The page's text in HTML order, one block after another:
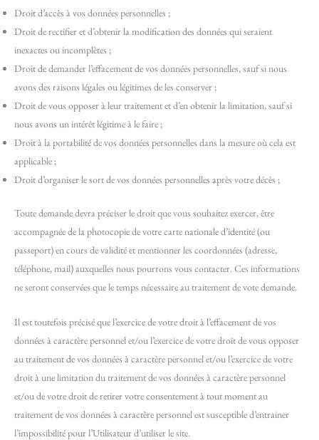
Droit d’accès à vos données personnelles ;
Droit de rectifier et d’obtenir la modification des données qui seraient
inexactes ou incomplètes ;
Droit de demander l’effacement de vos données personnelles, sauf si nous
avons des raisons légales ou légitimes de les conserver ;
Droit de vous opposer à leur traitement et d’en obtenir la limitation, sauf si
nous avons un intérêt légitime à le faire ;
Droit à la portabilité de vos données personnelles dans la mesure où cela est
applicable ;
Droit d’organiser le sort de vos données personnelles après votre décès ;
Toute demande devra préciser le droit que vous souhaitez exercer, être
accompagnée de la photocopie de votre carte nationale d’identité (ou
passeport) en cours de validité et mentionner les coordonnées (adresse,
téléphone, mail) auxquelles nous pourrons vous contacter. Ces informations
ne seront conservées que le temps nécessaire au traitement de vote demande.
Il est toutefois précisé que l’exercice de votre droit à l’effacement de vos
données à caractère personnel et/ou l’exercice de votre droit de vous opposer
au traitement de vos données à caractère personnel et/ou l’exercice de votre
droit à une limitation du traitement de vos données à caractère personnel
et/ou de votre droit de retirer votre consentement à tout moment au
traitement de vos données à caractère personnel est susceptible d’entrainer
l’impossibilité pour l’Utilisateur d’utiliser le site.